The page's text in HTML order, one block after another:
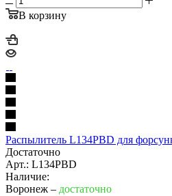
В корзину
Распылитель L134PBD для
Достаточно
Арт.: L134PBD
Наличие:
Воронеж – достаточно